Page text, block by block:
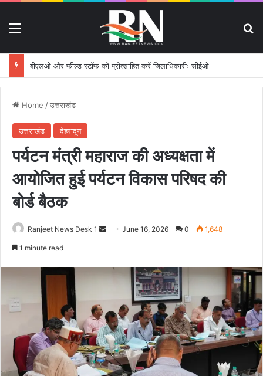
बीएलओ और फील्ड स्टॉफ को प्रोत्साहित करें जिलाधिकारीः सीईओ
Home /उत्तराखंड
उत्तराखंड देहरादून
पर्यटन मंत्री महाराज की अध्यक्षता में
आयोजित हुई पर्यटन विकास परिषद की
बोर्ड बैठक
Ranjeet News Desk 1
e
m
a
i
l
June 16, 2026 0 1,648
1 minute read